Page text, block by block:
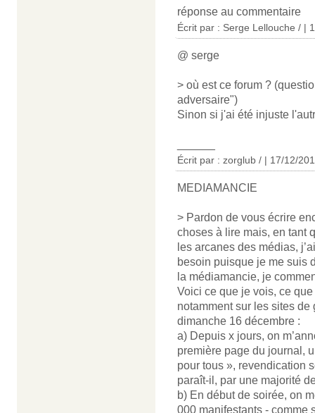
réponse au commentaire
Écrit par : Serge Lellouche / |
@ serge
> où est ce forum ?
adversaire")
Sinon si j'ai été injuste
Écrit par : zorglub / | 17/12/
MEDIAMANCIE
> Pardon de vous écrire
choses à lire mais, en tant
les arcanes des médias,
besoin puisque je me suis
la médiamancie, je
Voici ce que je vois, ce
notamment sur les sites
dimanche 16 décembre :
a) Depuis x jours, on
première page du journal,
pour tous », revendication
paraît-il, par une majorité
b) En début de soirée, on
000 manifestants - comme